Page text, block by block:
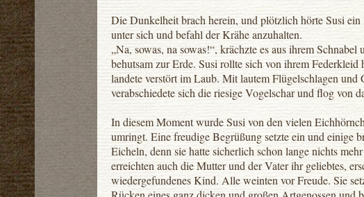
Die Dunkelheit brach herein, und plötzlich hörte Susi ein
unter sich und befahl der Krähe anzuhalten.
„Na, sowas, na sowas!“, krächzte es aus ihrem Schnabel
behutsam zur Erde. Susi rollte sich von ihrem Federkleid
landete verstört im Laub. Mit lautem Flügelschlagen und
verabschiedete sich die riesige Vogelschar und flog von
In diesem Moment wurde Susi von den vielen
umringt. Eine freudige Begrüßung setzte ein und einige
Eicheln, denn sie hatte sicherlich schon lange nichts
erreichten auch die Mutter und der Vater ihr geliebtes,
wiedergefundenes Kind. Alle weinten vor Freude. Sie